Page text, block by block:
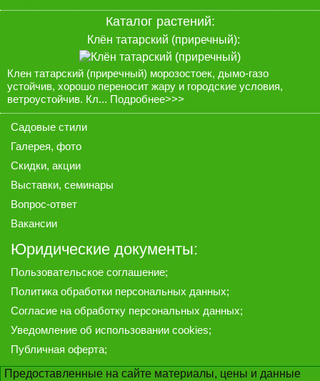
Каталог растений:
Клён татарский (приречный):
Клен татарский (приречный) морозостоек, дымо-газо
устойчив, хорошо переносит жару и городские условия,
ветроустойчив. Кл... Подробнее>>>
Садовые стили
Галерея, фото
Скидки, акции
Выставки, семинары
Вопрос-ответ
Вакансии
Юридические документы:
Пользовательское соглашение;
Политика обработки персональных данных;
Согласие на обработку персональных данных;
Уведомление об использовании cookies;
Публичная оферта;
Предоставленные на сайте материалы, цены и данные